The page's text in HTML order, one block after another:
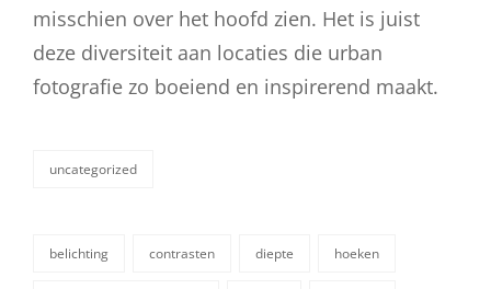
misschien over het hoofd zien. Het is juist
deze diversiteit aan locaties die urban
fotografie zo boeiend en inspirerend maakt.
categorieën
uncategorized
belichting contrasten diepte hoeken